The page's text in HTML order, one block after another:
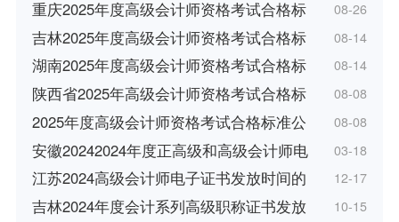
重庆2025年度高级会计师资格考试合格标 08-26
吉林2025年度高级会计师资格考试合格标 08-14
湖南2025年度高级会计师资格考试合格标 08-14
陕西省2025年高级会计师资格考试合格标 08-08
2025年度高级会计师资格考试合格标准公 08-08
安徽20242024年度正高级和高级会计师电 03-18
江苏2024高级会计师电子证书发放时间的 12-17
吉林2024年度会计系列高级职称证书发放 10-15